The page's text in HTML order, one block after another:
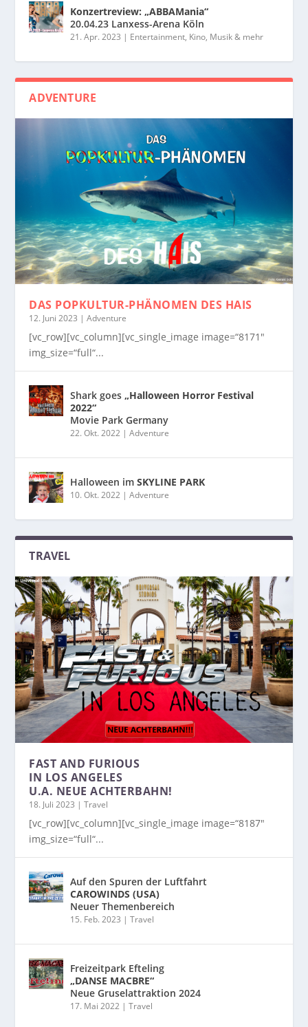
Konzertreview: „ABBAMania“
20.04.23 Lanxess-Arena Köln
21. Apr. 2023 | Entertainment, Kino, Musik & mehr
ADVENTURE
DAS POPKULTUR-PHÄNOMEN DES HAIS
12. Juni 2023 |Adventure
[vc_row][vc_column][vc_single_image image=“8171″
img_size=“full“...
Shark goes„Halloween Horror Festival
2022“
Movie Park Germany
22. Okt. 2022 |Adventure
Halloween imSKYLINE PARK
10. Okt. 2022 |Adventure
TRAVEL
FAST AND FURIOUS
IN LOS ANGELES
U.A. NEUE ACHTERBAHN!
18. Juli 2023 |Travel
[vc_row][vc_column][vc_single_image image=“8187″
img_size=“full“...
Auf den Spuren der Luftfahrt
CAROWINDS (USA)
Neuer Themenbereich
15. Feb. 2023 |Travel
Freizeitpark Efteling
„DANSE MACBRE“
Neue Gruselattraktion 2024
17. Mai 2022 |Travel